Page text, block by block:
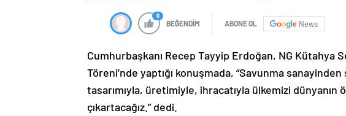
0
BEĞENDİM ABONE OL News
Cumhurbaşkanı Recep Tayyip Erdoğan, NG Kütahya
Töreni’nde yaptığı konuşmada, “Savunma
tasarımıyla, üretimiyle, ihracatıyla ülkemizi dünyanın
çıkartacağız.” dedi.